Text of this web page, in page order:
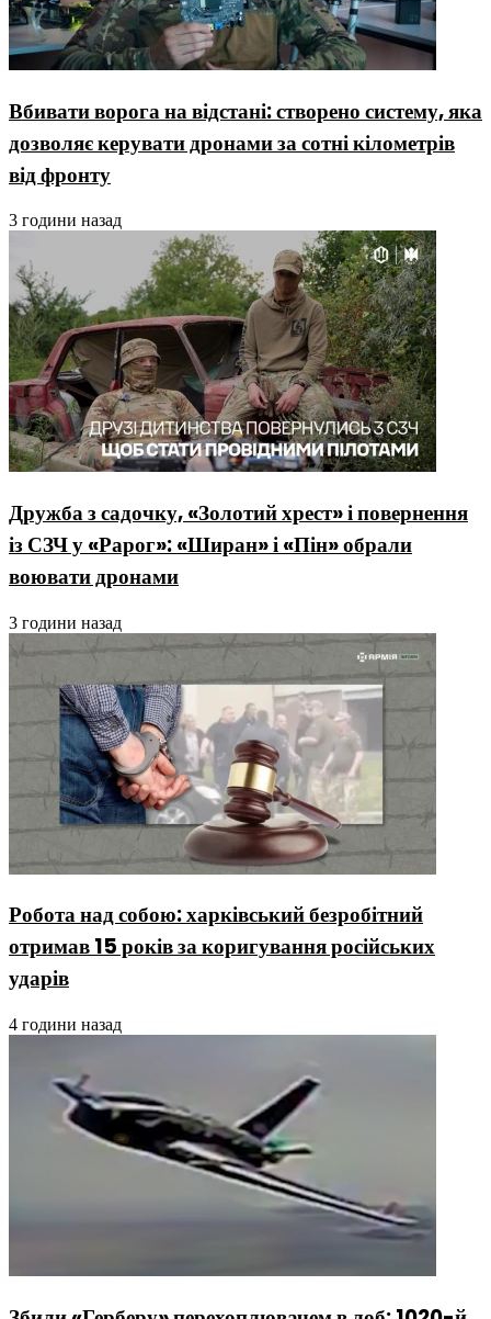
Вбивати ворога на відстані: створено систему, яка
дозволяє керувати дронами за сотні кілометрів
від фронту
3 години назад
Дружба з садочку, «Золотий хрест» і повернення
із СЗЧ у «Рарог»: «Ширан» і «Пін» обрали
воювати дронами
3 години назад
Робота над собою: харківський безробітний
отримав 15 років за коригування російських
ударів
4 години назад